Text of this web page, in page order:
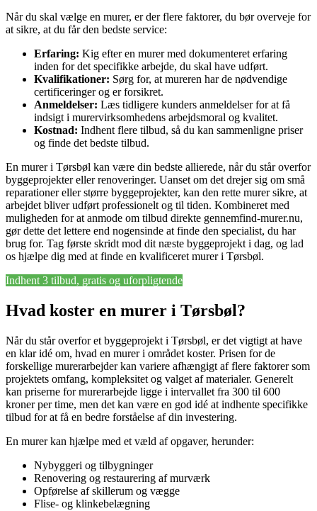
Når du skal vælge en murer, er der flere faktorer, du bør overveje for
at sikre, at du får den bedste service:
Erfaring: Kig efter en murer med dokumenteret erfaring
inden for det specifikke arbejde, du skal have udført.
Kvalifikationer: Sørg for, at mureren har de nødvendige
certificeringer og er forsikret.
Anmeldelser: Læs tidligere kunders anmeldelser for at få
indsigt i murervirksomhedens arbejdsmoral og kvalitet.
Kostnad: Indhent flere tilbud, så du kan sammenligne priser
og finde det bedste tilbud.
En murer i Tørsbøl kan være din bedste allierede, når du står overfor
byggeprojekter eller renoveringer. Uanset om det drejer sig om små
reparationer eller større byggeprojekter, kan den rette murer sikre, at
arbejdet bliver udført professionelt og til tiden. Kombineret med
muligheden for at anmode om tilbud direkte gennemfind-murer.nu,
gør dette det lettere end nogensinde at finde den specialist, du har
brug for. Tag første skridt mod dit næste byggeprojekt i dag, og lad
os hjælpe dig med at finde en kvalificeret murer i Tørsbøl.
Indhent 3 tilbud, gratis og uforpligtende
Hvad koster en murer i Tørsbøl?
Når du står overfor et byggeprojekt i Tørsbøl, er det vigtigt at have
en klar idé om, hvad en murer i området koster. Prisen for de
forskellige murerarbejder kan variere afhængigt af flere faktorer som
projektets omfang, kompleksitet og valget af materialer. Generelt
kan priserne for murerarbejde ligge i intervallet fra 300 til 600
kroner per time, men det kan være en god idé at indhente specifikke
tilbud for at få en bedre forståelse af din investering.
En murer kan hjælpe med et væld af opgaver, herunder:
Nybyggeri og tilbygninger
Renovering og restaurering af murværk
Opførelse af skillerum og vægge
Flise- og klinkebelægning